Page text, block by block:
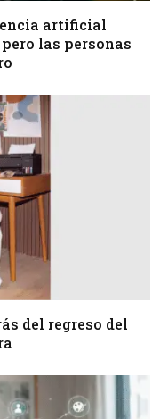
artificial
las personas
del regreso del